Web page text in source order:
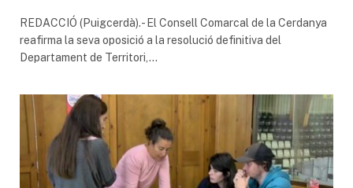
REDACCIÓ (Puigcerdà).- El Consell Comarcal de la Cerdanya
reafirma la seva oposició a la resolució definitiva del
Departament de Territori,…